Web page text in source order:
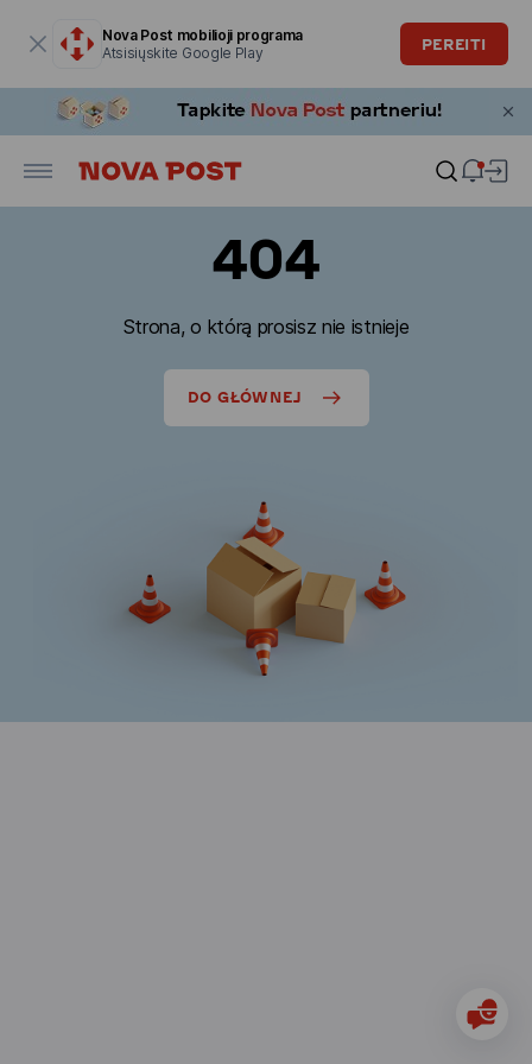
Nova Post mobilioji programa
Atsisiųskite Google Play
PEREITI
404
Strona, o którą prosisz nie istnieje
DO GŁÓWNEJ